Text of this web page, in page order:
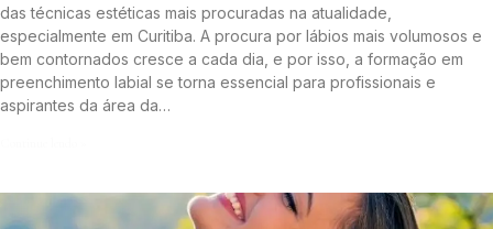
das técnicas estéticas mais procuradas na atualidade,
especialmente em Curitiba. A procura por lábios mais volumosos e
bem contornados cresce a cada dia, e por isso, a formação em
preenchimento labial se torna essencial para profissionais e
aspirantes da área da…